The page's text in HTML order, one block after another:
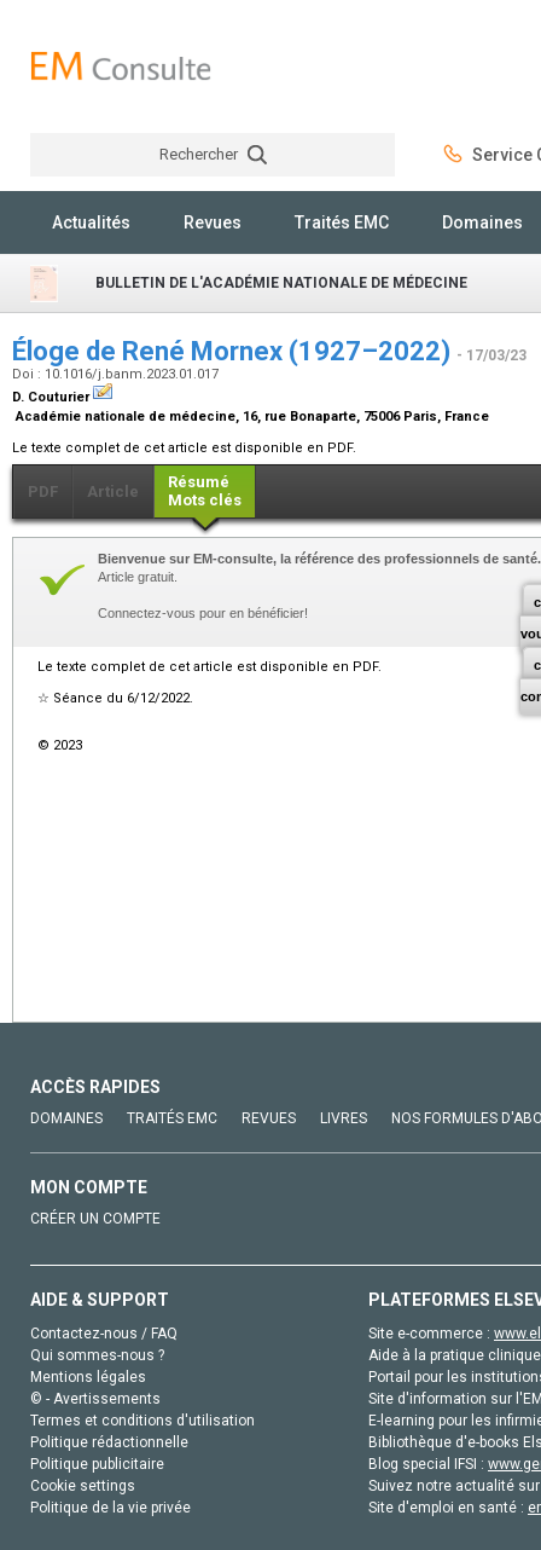
Rechercher Service
Actualités Revues Traités EMC Domaines
BULLETIN DE L'ACADÉMIE NATIONALE DE MÉDECINE
Éloge de René Mornex (1927–2022) - 17/03/23
Doi : 10.1016/j.banm.2023.01.017
D. Couturier
Académie nationale de médecine, 16, rue Bonaparte, 75006 Paris, France
Le texte complet de cet article est disponible en PDF.
PDF Article
Résumé
Mots clés
Bienvenue sur EM-consulte, la référence des professionnels de santé.
Article gratuit.
Connectez-vous pour en bénéficier!
Le texte complet de cet article est disponible en PDF.
☆ Séance du 6/12/2022.
© 2023
ACCÈS RAPIDES
DOMAINES TRAITÉS EMC REVUES LIVRES NOS FORMULES
MON COMPTE
CRÉER UN COMPTE
AIDE & SUPPORT
Contactez-nous / FAQ
Qui sommes-nous ?
Mentions légales
© - Avertissements
Termes et conditions d'utilisation
Politique rédactionnelle
Politique publicitaire
Cookie settings
Politique de la vie privée
PLATEFORMES
Site e-commerce :
Aide à la pratique
Portail pour les
Site d'information sur
E-learning pour les
Bibliothèque d'e-books
Blog special IFSI :
Suivez notre actualité
Site d'emploi en santé :